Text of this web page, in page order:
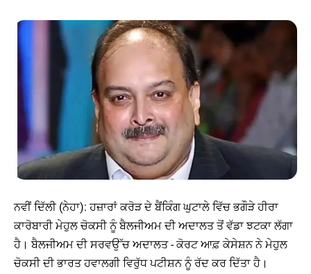
ਨਵੀਂ ਦਿੱਲੀ (ਨੇਹਾ): ਹਜ਼ਾਰਾਂ ਕਰੋੜ ਦੇ ਬੈਂਕਿੰਗ ਘੁਟਾਲੇ ਵਿੱਚ ਭਗੌੜੇ ਹੀਰਾ
ਕਾਰੋਬਾਰੀ ਮੇਹੁਲ ਚੋਕਸੀ ਨੂੰ ਬੈਲਜੀਅਮ ਦੀ ਅਦਾਲਤ ਤੋਂ ਵੱਡਾ ਝਟਕਾ ਲੱਗਾ
ਹੈ। ਬੈਲਜੀਅਮ ਦੀ ਸਰਵਉੱਚ ਅਦਾਲਤ - ਕੋਰਟ ਆਫ਼ ਕੇਸੇਸ਼ਨ ਨੇ ਮੇਹੁਲ
ਚੋਕਸੀ ਦੀ ਭਾਰਤ ਹਵਾਲਗੀ ਵਿਰੁੱਧ ਪਟੀਸ਼ਨ ਨੂੰ ਰੱਦ ਕਰ ਦਿੱਤਾ ਹੈ।